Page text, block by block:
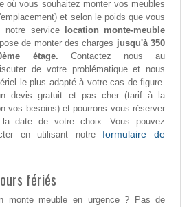
où vous souhaitez monter vos meubles
et selon le poids que vous
notre service
location monte-meuble
de monter des charges jusqu'à 350
étage. Contactez nous au
de votre problématique et nous
le plus adapté à votre cas de figure.
devis gratuit et pas cher (tarif à la
vos besoins) et pourrons vous réserver
date de votre choix. Vous pouvez
en utilisant notreformulaire de
fériés
monte meuble en urgence ? Pas de